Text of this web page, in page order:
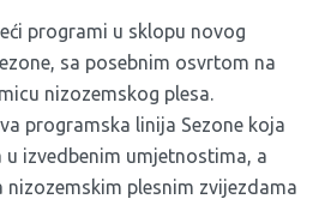
programi u sklopu novog
sa posebnim osvrtom na
nizozemskog plesa.
programska linija Sezone koja
izvedbenim umjetnostima, a
nizozemskim plesnim zvijezdama